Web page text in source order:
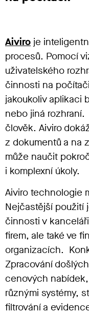
Aiviro je
procesů. Pomocí
uživatelského
činnosti na
jakoukoliv aplikaci
nebo jiná rozhraní.
člověk. Aiviro
z dokumentů a na
může naučit
i komplexní úkoly.
Aiviro technologie
Nejčastější použití
činnosti v
firem, ale také ve
organizacích.
Zpracování
cenových
různými systémy,
filtrování a